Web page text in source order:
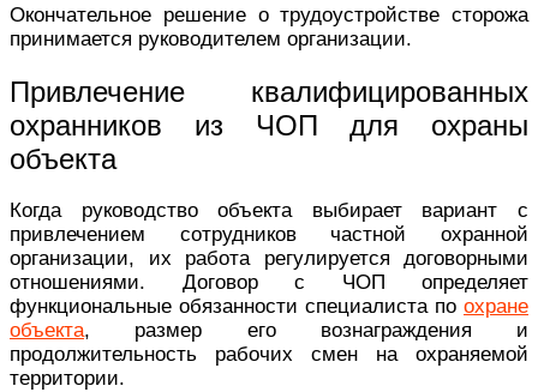
Окончательное решение о трудоустройстве сторожа
принимается руководителем организации.
Привлечение квалифицированных
охранников из ЧОП для охраны
объекта
Когда руководство объекта выбирает вариант с
привлечением сотрудников частной охранной
организации, их работа регулируется договорными
отношениями. Договор с ЧОП определяет
функциональные обязанности специалиста по охране
объекта, размер его вознаграждения и
продолжительность рабочих смен на охраняемой
территории.